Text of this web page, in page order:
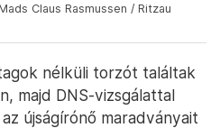
Claus Rasmussen / Ritzau
nélküli torzót találtak
majd DNS-vizsgálattal
újságírónő maradványait